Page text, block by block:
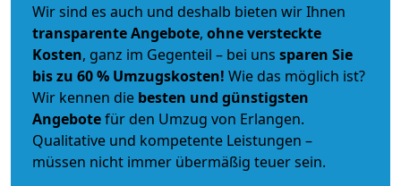
Wir sind es auch und deshalb bieten wir Ihnen
transparente Angebote, ohne versteckte
Kosten, ganz im Gegenteil – bei uns sparen Sie
bis zu 60 % Umzugskosten! Wie das möglich ist?
Wir kennen die besten und günstigsten
Angebotefür den Umzug von Erlangen.
Qualitative und kompetente Leistungen –
müssen nicht immer übermäßig teuer sein.